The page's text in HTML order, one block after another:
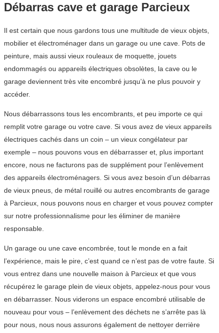
Débarras cave et garage Parcieux
Il est certain que nous gardons tous une multitude de vieux objets,
mobilier et électroménager dans un garage ou une cave. Pots de
peinture, mais aussi vieux rouleaux de moquette, jouets
endommagés ou appareils électriques obsolètes, la cave ou le
garage deviennent très vite encombré jusqu’à ne plus pouvoir y
accéder.
Nous débarrassons tous les encombrants, et peu importe ce qui
remplit votre garage ou votre cave. Si vous avez de vieux appareils
électriques cachés dans un coin – un vieux congélateur par
exemple – nous pouvons vous en débarrasser et, plus important
encore, nous ne facturons pas de supplément pour l’enlèvement
des appareils électroménagers. Si vous avez besoin d’un débarras
de vieux pneus, de métal rouillé ou autres encombrants de garage
à Parcieux, nous pouvons nous en charger et vous pouvez compter
sur notre professionnalisme pour les éliminer de manière
responsable.
Un garage ou une cave encombrée, tout le monde en a fait
l’expérience, mais le pire, c’est quand ce n’est pas de votre faute. Si
vous entrez dans une nouvelle maison à Parcieux et que vous
récupérez le garage plein de vieux objets, appelez-nous pour vous
en débarrasser. Nous viderons un espace encombré utilisable de
nouveau pour vous – l’enlèvement des déchets ne s’arrête pas là
pour nous, nous nous assurons également de nettoyer derrière